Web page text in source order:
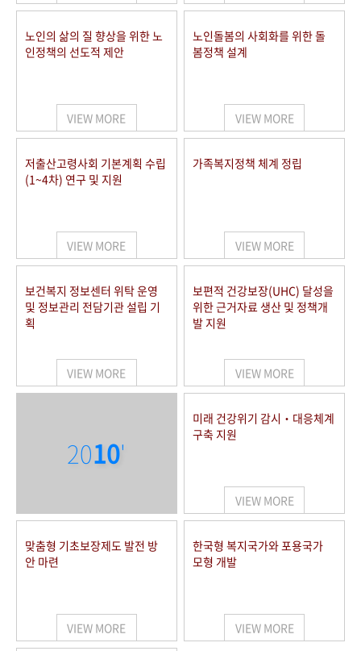
노인의 삶의 질 향상을 위한 노
인정책의 선도적 제안
VIEW MORE
노인돌봄의 사회화를 위한 돌
봄정책 설계
VIEW MORE
저출산고령사회 기본계획 수립
(1~4차) 연구 및 지원
VIEW MORE
가족복지정책 체계 정립
VIEW MORE
보건복지 정보센터 위탁 운영
및 정보관리 전담기관 설립 기
획
VIEW MORE
보편적 건강보장(UHC) 달성을
위한 근거자료 생산 및 정책개
발 지원
VIEW MORE
2010'
미래 건강위기 감시‧대응체계
구축 지원
VIEW MORE
맞춤형 기초보장제도 발전 방
안 마련
VIEW MORE
한국형 복지국가와 포용국가
모형 개발
VIEW MORE